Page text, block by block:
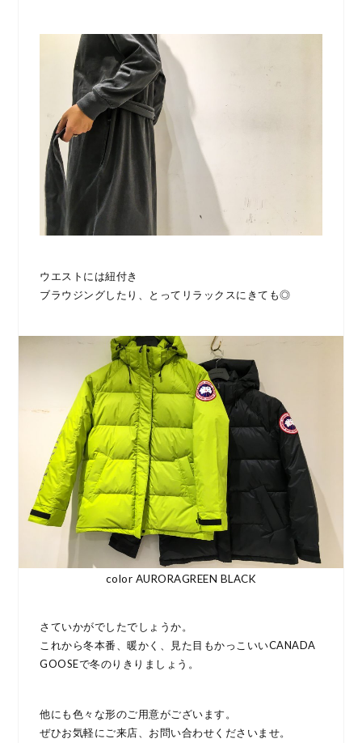
ウエストには紐付き
ブラウジングしたり、とってリラックスにきても◎
color AURORAGREEN BLACK
さていかがでしたでしょうか。
これから冬本番、暖かく、見た目もかっこいいCANADA
GOOSEで冬のりきりましょう。
他にも色々な形のご用意がございます。
ぜひお気軽にご来店、お問い合わせくださいませ。